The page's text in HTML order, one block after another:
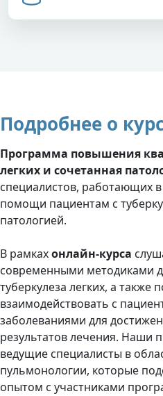
Подробнее о
Программа повышения
легких и сочетанная
специалистов, работающих
помощи пациентам с
патологией.
В рамкахонлайн-курса
современными методиками
туберкулеза легких, а также
взаимодействовать с
заболеваниями для
результатов лечения. Наши
ведущие специалисты в
пульмонологии, которые
опытом с участниками